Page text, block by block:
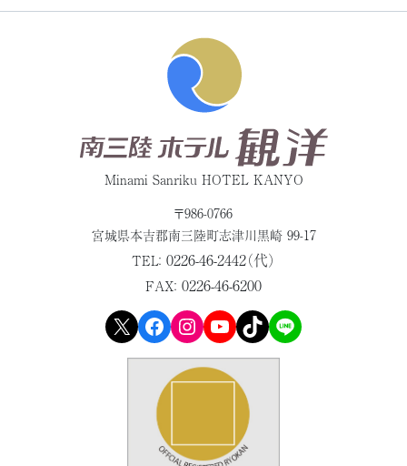
Minami Sanriku HOTEL KANYO
〒986-0766
宮城県本吉郡南三陸町志津川黒崎 99-17
TEL： 0226-46-2442（代）
FAX： 0226-46-6200
X Facebook Instagram YouTube TikTok LINE